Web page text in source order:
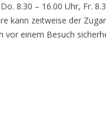
8.30 – 16.00 Uhr, Fr.
kann zeitweise der
einem Besuch